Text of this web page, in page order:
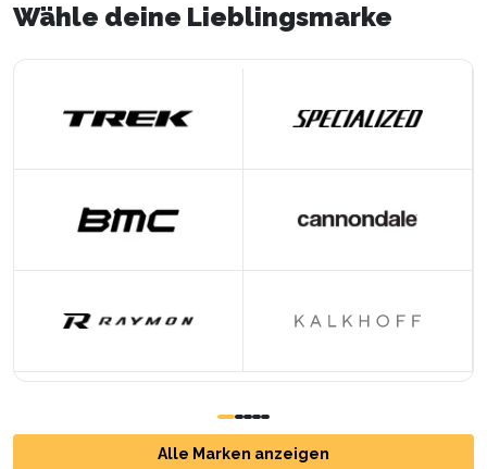
Wähle deine Lieblingsmarke
Alle Marken anzeigen